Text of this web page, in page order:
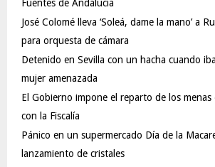
Fuentes de Andalucía
José Colomé lleva ‘Soleá, dame la mano’ a
para orquesta de cámara
Detenido en Sevilla con un hacha cuando
mujer amenazada
El Gobierno impone el reparto de los menas
con la Fiscalía
Pánico en un supermercado Día de la
lanzamiento de cristales